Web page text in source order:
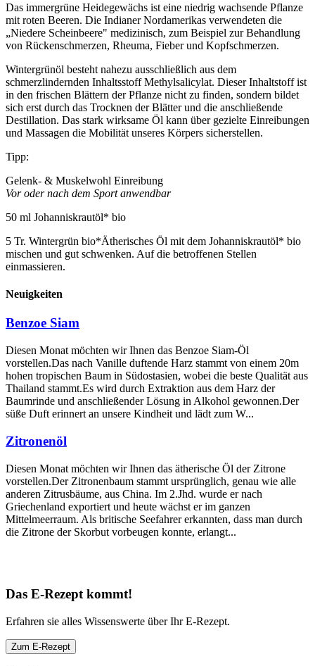
Das immergrüne Heidegewächs ist eine niedrig wachsende Pflanze
mit roten Beeren. Die Indianer Nordamerikas verwendeten die
„Niedere Scheinbeere" medizinisch, zum Beispiel zur Behandlung
von Rückenschmerzen, Rheuma, Fieber und Kopfschmerzen.
Wintergrünöl besteht nahezu ausschließlich aus dem
schmerzlindernden Inhaltsstoff Methylsalicylat. Dieser Inhaltstoff ist
in den frischen Blättern der Pflanze nicht zu finden, sondern bildet
sich erst durch das Trocknen der Blätter und die anschließende
Destillation. Das stark wirksame Öl kann über gezielte Einreibungen
und Massagen die Mobilität unseres Körpers sicherstellen.
Tipp:
Gelenk- & Muskelwohl Einreibung
Vor oder nach dem Sport anwendbar
50 ml Johanniskrautöl* bio
5 Tr. Wintergrün bio*Ätherisches Öl mit dem Johanniskrautöl* bio
mischen und gut schwenken. Auf die betroffenen Stellen
einmassieren.
Neuigkeiten
Benzoe Siam
Diesen Monat möchten wir Ihnen das Benzoe Siam-Öl
vorstellen.Das nach Vanille duftende Harz stammt von einem 20m
hohen tropischen Baum in Südostasien, wobei die beste Qualität aus
Thailand stammt.Es wird durch Extraktion aus dem Harz der
Baumrinde und anschließender Lösung in Alkohol gewonnen.Der
süße Duft erinnert an unsere Kindheit und lädt zum W...
Zitronenöl
Diesen Monat möchten wir Ihnen das ätherische Öl der Zitrone
vorstellen.Der Zitronenbaum stammt ursprünglich, genau wie alle
anderen Zitrusbäume, aus China. Im 2.Jhd. wurde er nach
Griechenland exportiert und heute wächst er im ganzen
Mittelmeerraum. Als britische Seefahrer erkannten, dass man durch
die Zitrone der Skorbut vorbeugen konnte, erlangt...
Das E-Rezept kommt!
Erfahren sie alles Wissenswerte über Ihr E-Rezept.
Zum E-Rezept